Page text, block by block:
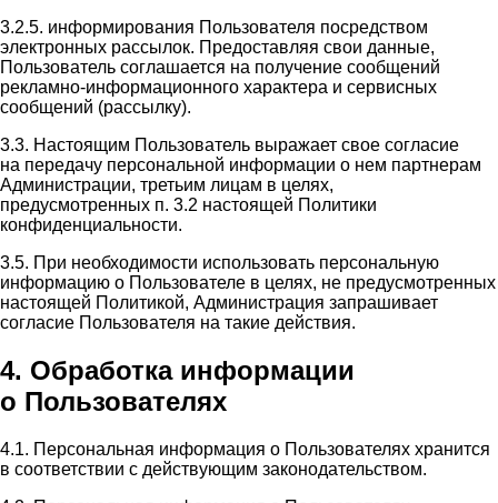
3.2.5. информирования Пользователя посредством
электронных рассылок. Предоставляя свои данные,
Пользователь соглашается на получение сообщений
рекламно-информационного характера и сервисных
сообщений (рассылку).
3.3. Настоящим Пользователь выражает свое согласие
на передачу персональной информации о нем партнерам
Администрации, третьим лицам в целях,
предусмотренных п. 3.2 настоящей Политики
конфиденциальности.
3.5. При необходимости использовать персональную
информацию о Пользователе в целях, не предусмотренных
настоящей Политикой, Администрация запрашивает
согласие Пользователя на такие действия.
4. Обработка информации
о Пользователях
4.1. Персональная информация о Пользователях хранится
в соответствии с действующим законодательством.